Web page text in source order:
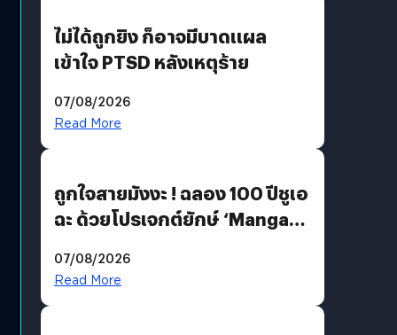
ไม่ได้ถูกยิง ก็อาจมีบาดแผล
เข้าใจ PTSD หลังเหตุร้าย
07/08/2026
Read More
ถูกใจสายมังงะ ! ฉลอง 100 ปีชูเอ
ฉะ ด้วยโปรเจกต์ยักษ์ ‘Manga
มีภาษาไทยด้วย
07/08/2026
Read More